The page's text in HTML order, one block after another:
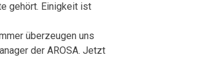
gehört. Einigkeit ist
überzeugen uns
der AROSA. Jetzt